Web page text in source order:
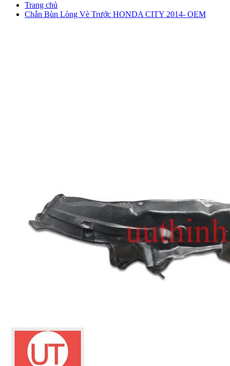
Trang chủ
Chắn Bùn Lòng Vè Trước HONDA CITY 2014- OEM